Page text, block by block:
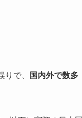
で、 国内外で数多